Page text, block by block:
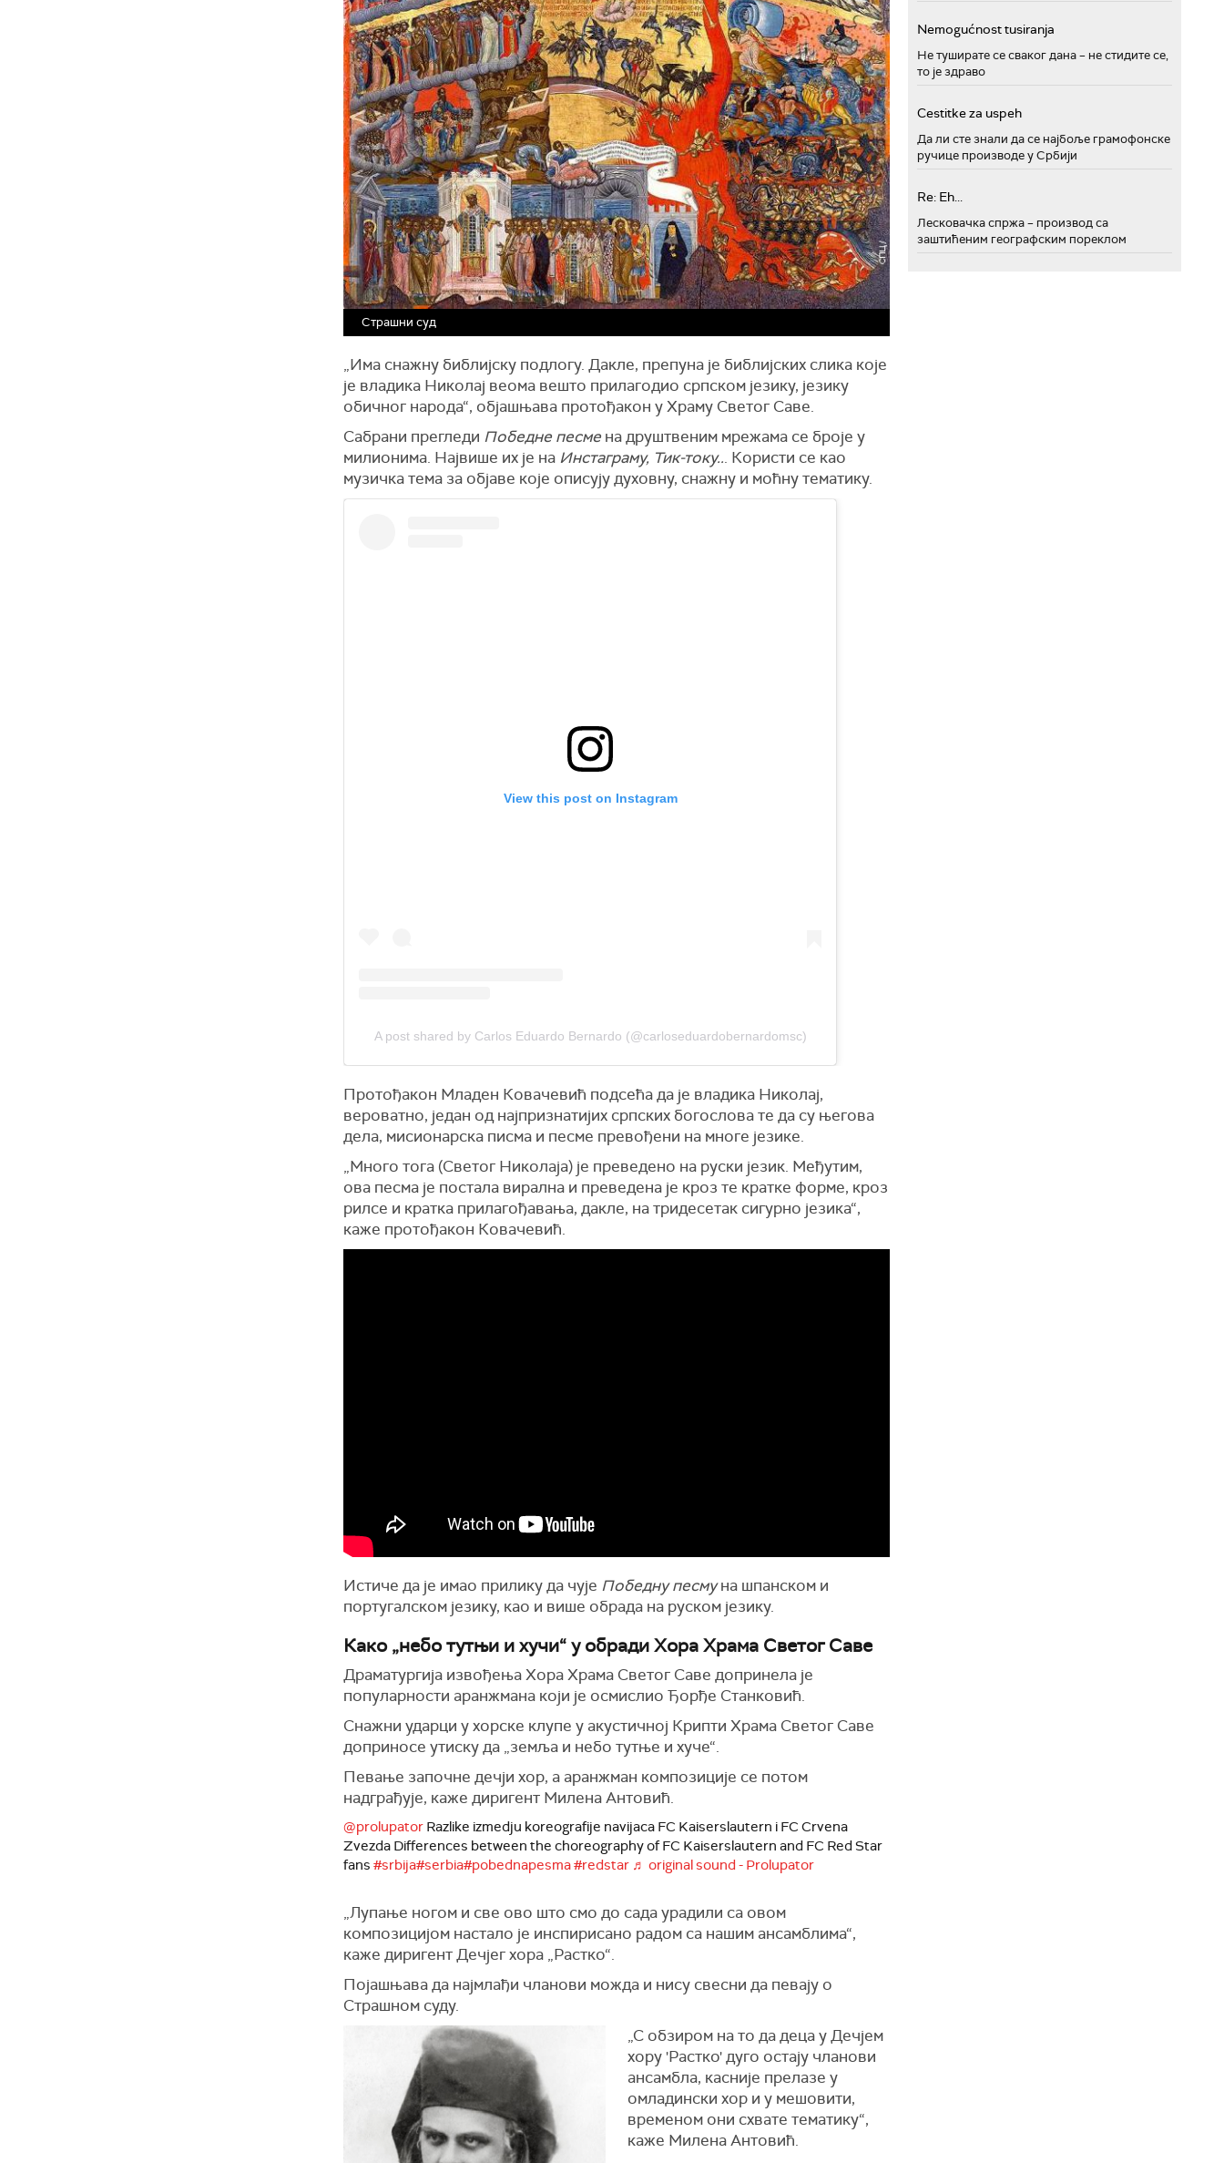
Страшни суд
„Има снажну библијску подлогу. Дакле, препуна је библијских слика које
је владика Николај веома вешто прилагодио српском језику, језику
обичног народа“, објашњава протођакон у Храму Светог Саве.
Сабрани прегледи Победне песмена друштвеним мрежама се броје у
милионима. Највише их је на Инстаграму, Тик-току... Користи се као
музичка тема за објаве које описују духовну, снажну и моћну тематику.
View this post on Instagram
A post shared by Carlos Eduardo Bernardo (@carloseduardobernardomsc)
Протођакон Младен Ковачевић подсећа да је владика Николај,
вероватно, један од најпризнатијих српских богослова те да су његова
дела, мисионарска писма и песме превођени на многе језике.
„Много тога (Светог Николаја) је преведено на руски језик. Међутим,
ова песма је постала вирална и преведена је кроз те кратке форме, кроз
рилсе и кратка прилагођавања, дакле, на тридесетак сигурно језика“,
каже протођакон Ковачевић.
Истиче да је имао прилику да чује Победну песмуна шпанском и
португалском језику, као и више обрада на руском језику.
Како „небо тутњи и хучи“ у обради Хора Храма Светог Саве
Драматургија извођења Хора Храма Светог Саве допринела је
популарности аранжмана који је осмислио Ђорђе Станковић.
Снажни ударци у хорске клупе у акустичној Крипти Храма Светог Саве
доприносе утиску да „земља и небо тутње и хуче“.
Певање започне дечји хор, а аранжман композиције се потом
надграђује, каже диригент Милена Антовић.
@prolupator Razlike izmedju koreografije navijaca FC Kaiserslautern i FC Crvena
Zvezda Differences between the choreography of FC Kaiserslautern and FC Red Star
fans #srbija#serbia#pobednapesma#redstar ♬ original sound - Prolupator
„Лупање ногом и све ово што смо до сада урадили са овом
композицијом настало је инспирисано радом са нашим ансамблима“,
каже диригент Дечјег хора „Растко“.
Појашњава да најмлађи чланови можда и нису свесни да певају о
Страшном суду.
„С обзиром на то да деца у Дечјем
хору 'Растко' дуго остају чланови
ансамбла, касније прелазе у
омладински хор и у мешовити,
временом они схвате тематику“,
каже Милена Антовић.
Nemogućnost tusiranja
Не туширате се сваког дана – не стидите се,
то је здраво
Cestitke za uspeh
Да ли сте знали да се најбоље грамофонске
ручице производе у Србији
Re: Eh...
Лесковачка спржа – производ са
заштићеним географским пореклом